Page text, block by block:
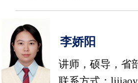
李娇阳
讲师，硕导，省